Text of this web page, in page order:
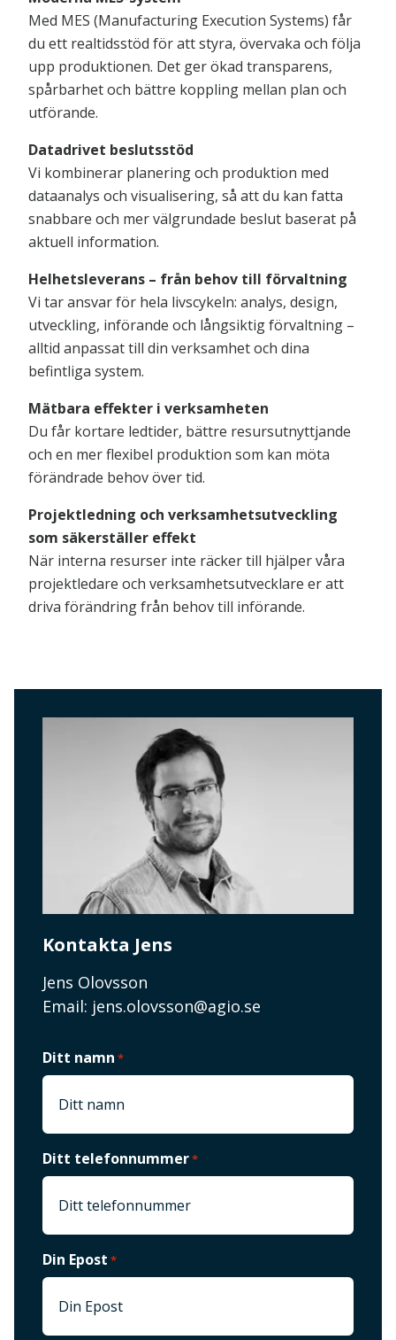
Med MES (Manufacturing Execution Systems) får
du ett realtidsstöd för att styra, övervaka och följa
upp produktionen. Det ger ökad transparens,
spårbarhet och bättre koppling mellan plan och
utförande.
Datadrivet beslutsstöd
Vi kombinerar planering och produktion med
dataanalys och visualisering, så att du kan fatta
snabbare och mer välgrundade beslut baserat på
aktuell information.
Helhetsleverans – från behov till förvaltning
Vi tar ansvar för hela livscykeln: analys, design,
utveckling, införande och långsiktig förvaltning –
alltid anpassat till din verksamhet och dina
befintliga system.
Mätbara effekter i verksamheten
Du får kortare ledtider, bättre resursutnyttjande
och en mer flexibel produktion som kan möta
förändrade behov över tid.
Projektledning och verksamhetsutveckling
som säkerställer effekt
När interna resurser inte räcker till hjälper våra
projektledare och verksamhetsutvecklare er att
driva förändring från behov till införande.
Kontakta Jens
Jens Olovsson
Email: jens.olovsson@agio.se
Ditt namn *
Ditt telefonnummer*
Din Epost *